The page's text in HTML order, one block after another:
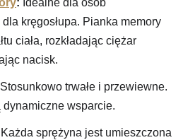
kręgosłupa. Pianka memory
ciała, rozkładając ciężar
nacisk.
Stosunkowo trwałe i przewiewne.
dynamiczne wsparcie.
Każda sprężyna jest umieszczona